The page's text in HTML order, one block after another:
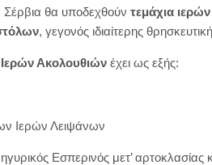
Σέρβια θα υποδεχθούν τεμάχια
, γεγονός ιδιαίτερης
Ακολουθιών έχει ως εξής:
Ιερών Λειψάνων
Εσπερινός μετ’ αρτοκλασίας